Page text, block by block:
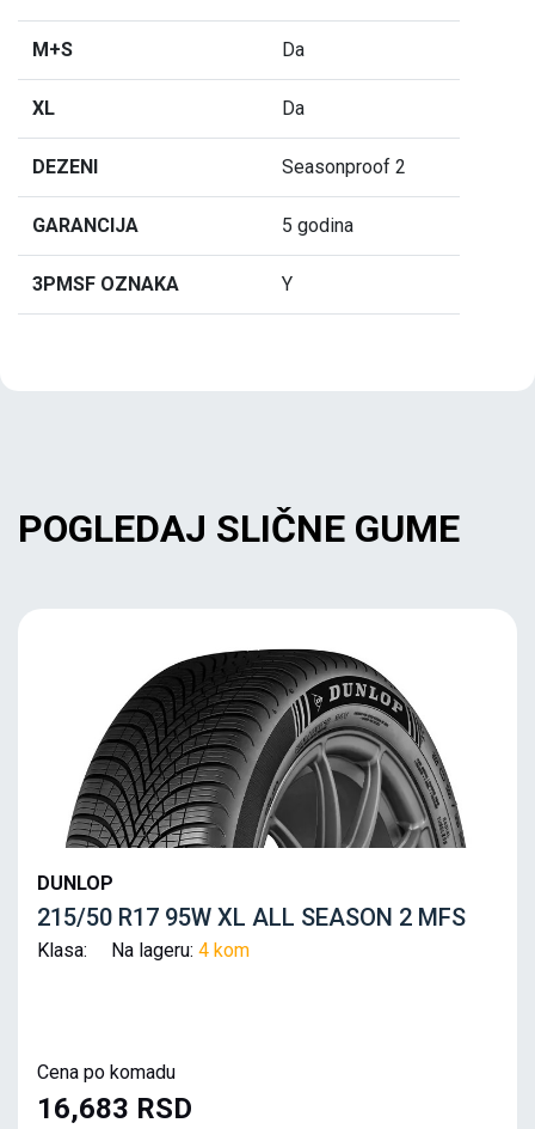
M+S Da
XL Da
DEZENI Seasonproof 2
GARANCIJA 5 godina
3PMSF OZNAKA Y
POGLEDAJ SLIČNE GUME
DUNLOP
215/50 R17 95W XL ALL SEASON 2 MFS
Klasa: Na lageru: 4 kom
Cena po komadu
16,683 RSD